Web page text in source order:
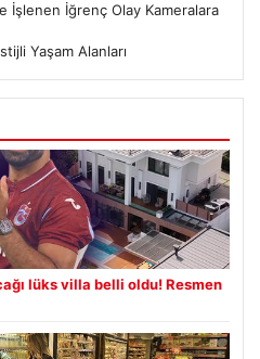
İşlenen İğrenç Olay Kameralara
Yaşam Alanları
lüks villa belli oldu! Resmen